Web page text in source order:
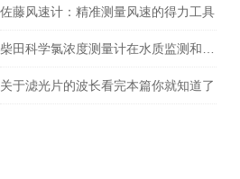
佐藤风速计：精准测量风速的得力工具
关于滤光片的波长看完本篇你就知道了